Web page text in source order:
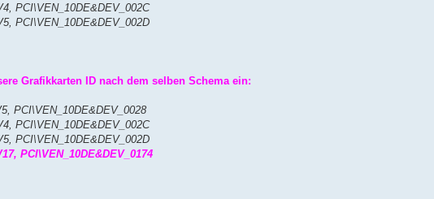
PCI\VEN_10DE&DEV_002C
PCI\VEN_10DE&DEV_002D
Grafikkarten ID nach dem selben Schema ein:
PCI\VEN_10DE&DEV_0028
PCI\VEN_10DE&DEV_002C
PCI\VEN_10DE&DEV_002D
PCI\VEN_10DE&DEV_0174